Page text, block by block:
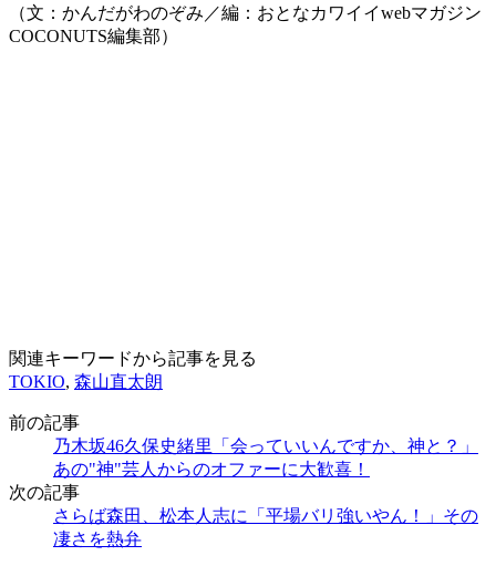
（文：かんだがわのぞみ／編：おとなカワイイwebマガジン
COCONUTS編集部）
関連キーワードから記事を見る
TOKIO, 森山直太朗
前の記事
乃木坂46久保史緒里「会っていいんですか、神と？」
あの"神"芸人からのオファーに大歓喜！
次の記事
さらば森田、松本人志に「平場バリ強いやん！」その
凄さを熱弁